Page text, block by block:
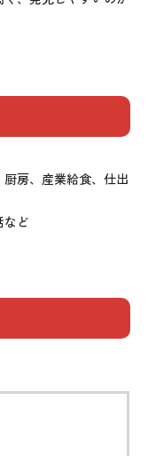
房、産業給食、仕出
など